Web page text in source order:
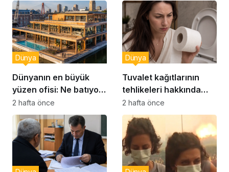
Dünyanın en büyük
yüzen ofisi: Ne batıyor
ne yerinde kalıyor
Dünya
2 hafta önce
Tuvalet kağıtlarının
tehlikeleri hakkında
yeni uyarılar
Dünya
2 hafta önce